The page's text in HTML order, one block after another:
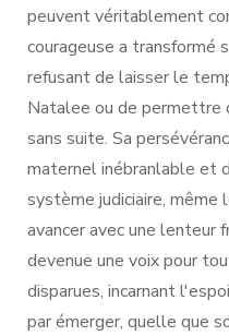
peuvent véritablement
courageuse a transformé
refusant de laisser le
Natalee ou de permettre
sans suite. Sa
maternel inébranlable et
système judiciaire,
avancer avec une
devenue une voix pour
disparues, incarnant
par émerger, quelle que